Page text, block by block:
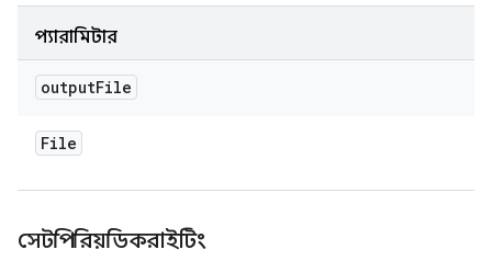
প্যারামিটার
outputFile
File
সেটপিরিয়ডিকরাইটিং